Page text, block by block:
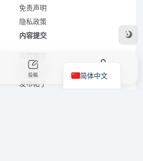
免责声明
隐私政策
内容提交
发布网址
发布帖子
投稿 我的
简体中文